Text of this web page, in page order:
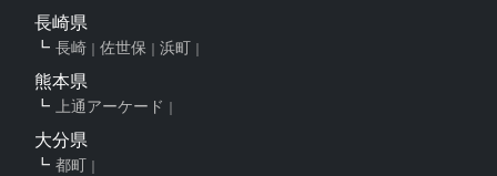
長崎県
長崎 佐世保 浜町
熊本県
上通アーケード
大分県
都町